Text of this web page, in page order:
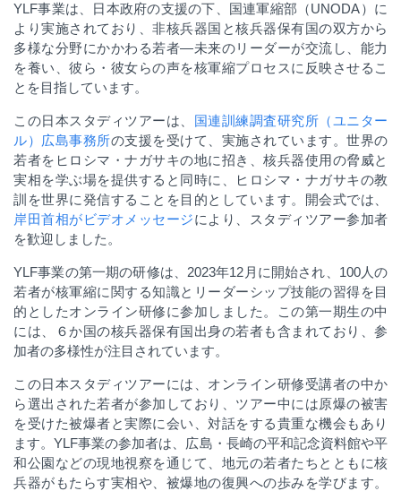
YLF事業は、日本政府の支援の下、国連軍縮部（UNODA）に
より実施されており、非核兵器国と核兵器保有国の双方から
多様な分野にかかわる若者―未来のリーダーが交流し、能力
を養い
彼ら・彼女らの声を核軍縮プロセスに反映させるこ
とを目指しています。
この日本スタディツアーは、 国連訓練調査研究所（ユニター
ル）広島事務所の支援を受けて
実施されています。世界の
若者をヒロシマ・ナガサキの地に招き
核兵器使用の脅威と
実相を学ぶ場を提供すると同時に、ヒロシマ・ナガサキの教
訓を世界に発信することを目的としています。開会式では、
岸田首相がビデオメッセージにより
スタディツアー参加者
を歓迎しました 。
YLF事業の第一期の研修は、 2023年12 月に開始され、 100人の
若者が核軍縮に関する知識とリーダーシップ技能の習得を目
的としたオンライン研修に参加しました 。
この第一期生の中
には
６か国の核兵器保有国出身の若者も含まれており、参
加者の多様性が注目されています。
この日本スタディツアーには、オンライン研修受講者の中か
ら選出された若者が参加しており、ツアー中には原爆の被害
を受けた被爆者と実際に会い、対話をする貴重な機会もあり
ます。YLF事業の参加者は、広島・長崎の平和記念資料館や平
和公園などの現地視察を通じて、地元の若者たちとともに核
兵器がもたらす実相や、被爆地の復興への歩みを学びます。